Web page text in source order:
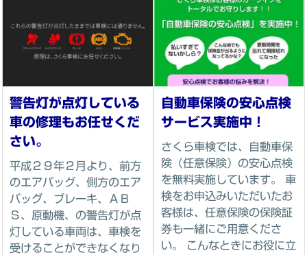
警告灯が点灯している
車の修理もお任せくだ
さい。
平成２９年２月より、前方
のエアバッグ、側方のエア
バッグ、ブレーキ、ＡＢ
Ｓ、原動機、の警告灯が点
灯している車両は、車検を
受けることができなくなり
自動車保険の安心点検
サービス実施中！
さくら車検では、自動車保
険（任意保険）の安心点検
を無料実施しています。 車
検をお申込みいただいたお
客様は、任意保険の保険証
券も一緒にご用意くださ
い。 こんなときにお役に立